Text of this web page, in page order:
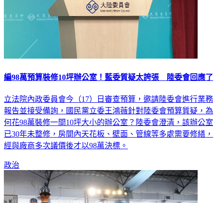
報告並接受備詢，國民黨立委王鴻薇針對陸委會預算質疑，為
何花98萬裝修一間10坪大小的辦公室？陸委會澄清，該辦公室
已30年未整修，房間內天花板、壁面、管線等多處需要修繕，
經與廠商多次議價後才以98萬決標。